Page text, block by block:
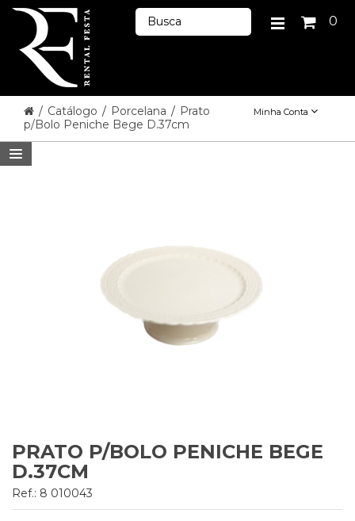
0
/ Catálogo / Porcelana / Prato
p/Bolo Peniche Bege D.37cm
Minha Conta
PRATO P/BOLO PENICHE BEGE
D.37CM
Ref.: 8 010043